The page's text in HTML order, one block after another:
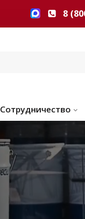
8
Сотрудничество